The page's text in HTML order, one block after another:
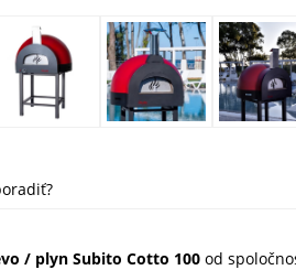
/ plyn Subito Cotto 100 od